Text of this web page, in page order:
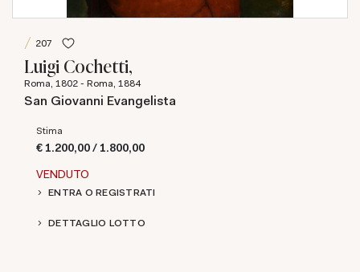
207
Luigi Cochetti,
Roma, 1802 - Roma, 1884
San Giovanni Evangelista
Stima
€ 1.200,00 / 1.800,00
VENDUTO
ENTRA O REGISTRATI
DETTAGLIO LOTTO